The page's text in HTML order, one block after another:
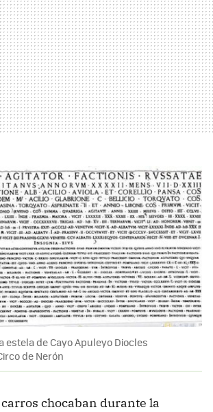
estela de Cayo Apuleyo Diocles
de Nerón
chocaban durante la